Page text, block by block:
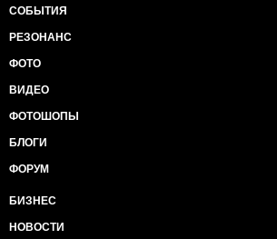
СОБЫТИЯ
РЕЗОНАНС
ФОТО
ВИДЕО
ФОТОШОПЫ
БЛОГИ
ФОРУМ
БИЗНЕС
НОВОСТИ